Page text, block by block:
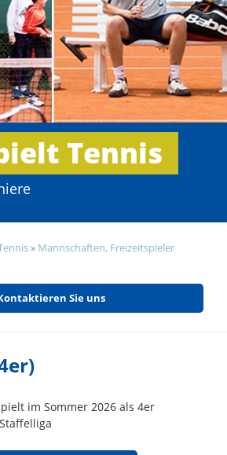
Tennis
» Mannschaften, Freizeitspieler
Sie uns
im Sommer 2026 als 4er